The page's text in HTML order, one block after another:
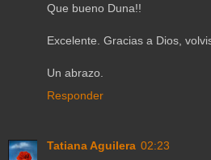
Que bueno Duna!!
Excelente. Gracias a Dios,
Un abrazo.
Responder
Tatiana Aguilera 02:23